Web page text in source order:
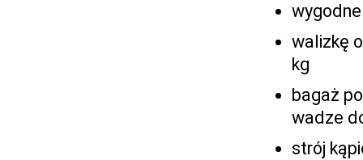
walizkę
kg
bagaż
wadze
strój